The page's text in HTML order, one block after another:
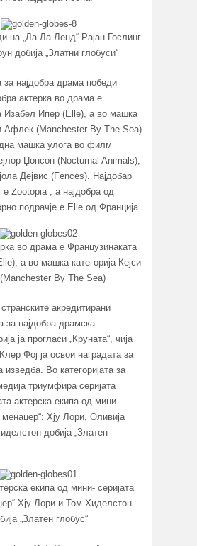
на „Ла Ла Ленд“ Рајан Гослинг
добија „Златни глобуси“
за најдобра драма победи
актерка во драма е
Изабел Ипер (Elle), а во машка
Афлек (Manchester By The Sea).
машка улога во филм
Џонсон (Nocturnal Animals),
Дејвис (Fences). Најдобар
Zootopia , а најдобра од
подрачје е Elle од Франција.
во драма е Французинаката
а во машка категорија Кејси
By The Sea)
акредитирани
за најдобра драмска
ја прогласи „Круната“, чија
Фој ја освои наградата за
изведба. Во категоријата за
триумфира серијата
актерска екипа од мини-
менаџер“: Хју Лори, Оливија
добија „Златен
екипа од мини- серијата
Хју Лори и Том Хиделстон
„Златен глобус“